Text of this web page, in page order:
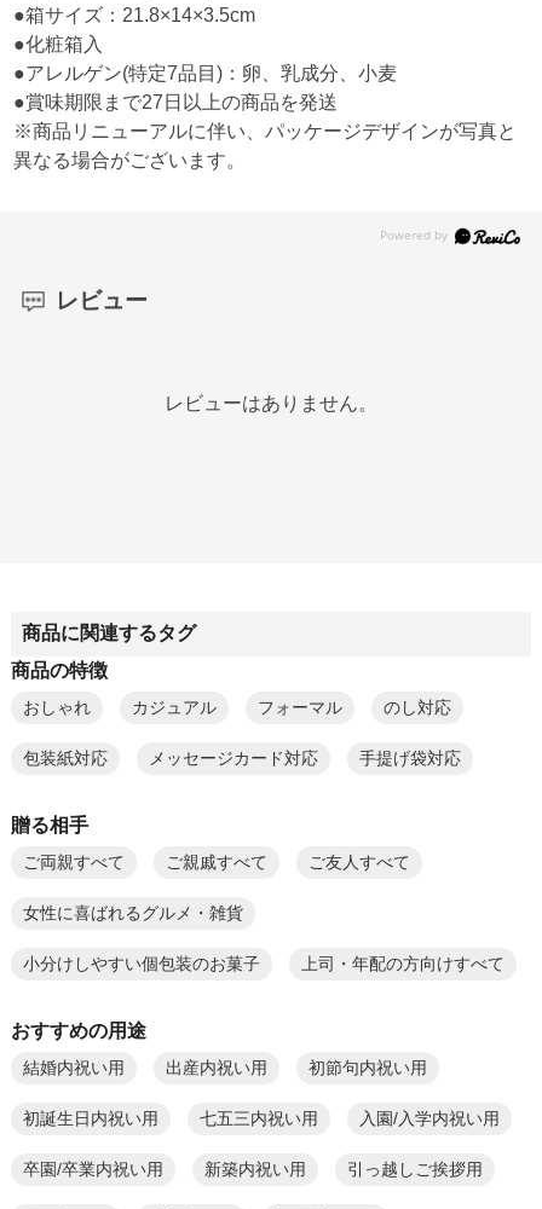
●箱サイズ：21.8×14×3.5cm
●化粧箱入
●アレルゲン(特定7品目)：卵、乳成分、小麦
●賞味期限まで27日以上の商品を発送
※商品リニューアルに伴い、パッケージデザインが写真と
異なる場合がございます。
レビュー
レビューはありません。
商品に関連するタグ
商品の特徴
おしゃれ カジュアル フォーマル のし対応
包装紙対応 メッセージカード対応 手提げ袋対応
贈る相手
ご両親すべて ご親戚すべて ご友人すべて
女性に喜ばれるグルメ・雑貨
小分けしやすい個包装のお菓子 上司・年配の方向けすべて
おすすめの用途
結婚内祝い用 出産内祝い用 初節句内祝い用
初誕生日内祝い用 七五三内祝い用 入園/入学内祝い用
卒園/卒業内祝い用 新築内祝い用 引っ越しご挨拶用